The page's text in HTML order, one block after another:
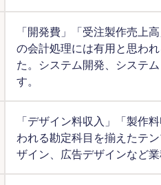
「開発費」「受注製作売上
の会計処理には有用と思わ
た。システム開発、システ
す。
「デザイン料収入」「製作
われる勘定科目を揃えたテ
ザイン、広告デザインなど業